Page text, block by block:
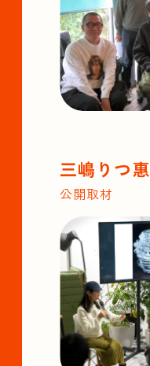
三嶋りつ惠
公開取材